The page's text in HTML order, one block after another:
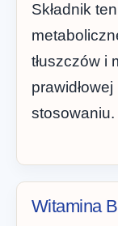
Składnik
tłuszczów i
stosowaniu.
Witamina